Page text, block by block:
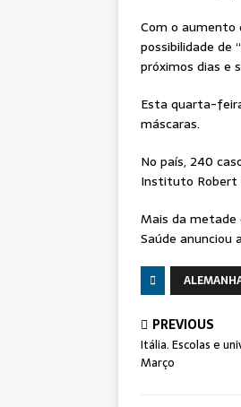
Com o aumento
possibilidade de
próximos dias e
Esta quarta-
máscaras.
No país, 240
Instituto Robert
Mais da metade
Saúde anunciou
PREVIOUS
Itália. Escolas e
Março